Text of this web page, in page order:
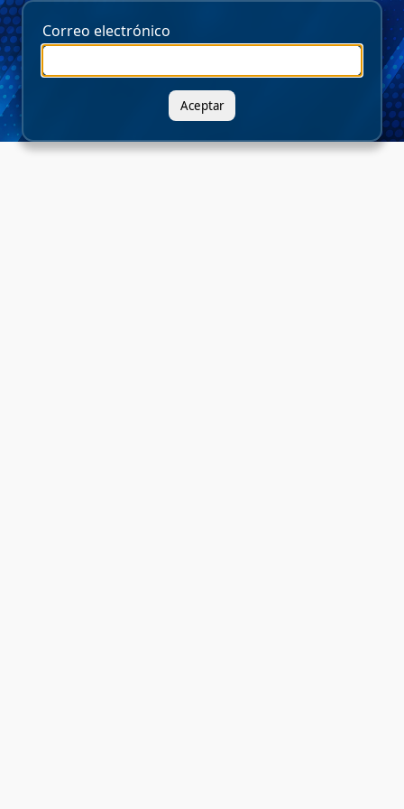
Correo electrónico
Aceptar